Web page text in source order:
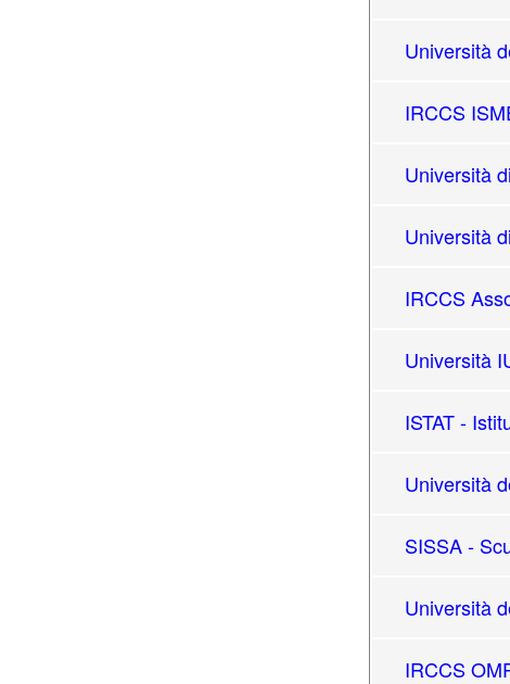
Università
IRCCS
Università
Università
IRCCS
Università
ISTAT -
Università
SISSA -
Università
IRCCS